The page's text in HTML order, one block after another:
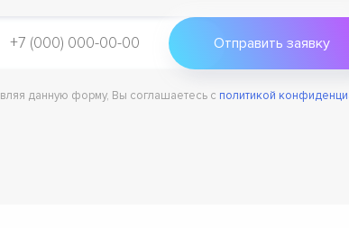
данную форму, Вы соглашаетесь с политикой